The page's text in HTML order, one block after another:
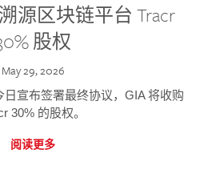
源区块链平台 Tracr
股权
May 29, 2026
宣布签署最终协议，GIA 将收购
30% 的股权。
阅读更多